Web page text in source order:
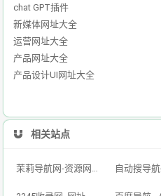
chat GPT插件
新媒体网址大全
运营网址大全
产品网址大全
产品设计UI网址大全
相关站点
茉莉导航网-资源网址导航,汇集各大资源网,全网优质技术教程网